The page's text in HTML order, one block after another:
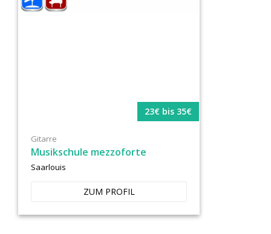
23€ bis 35€
Gitarre
Musikschule mezzoforte
Saarlouis
ZUM PROFIL